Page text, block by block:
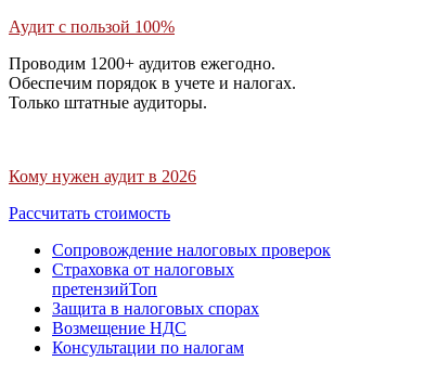
Аудит с пользой 100%
Проводим 1200+ аудитов ежегодно.
Обеспечим порядок в учете и налогах.
Только штатные аудиторы.
Кому нужен аудит в 2026
Рассчитать стоимость
Сопровождение налоговых проверок
Страховка от налоговых
претензийТоп
Защита в налоговых спорах
Возмещение НДС
Консультации по налогам